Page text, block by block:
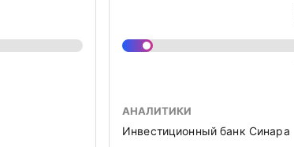
АНАЛИТИКИ
Инвестиционный банк Синара